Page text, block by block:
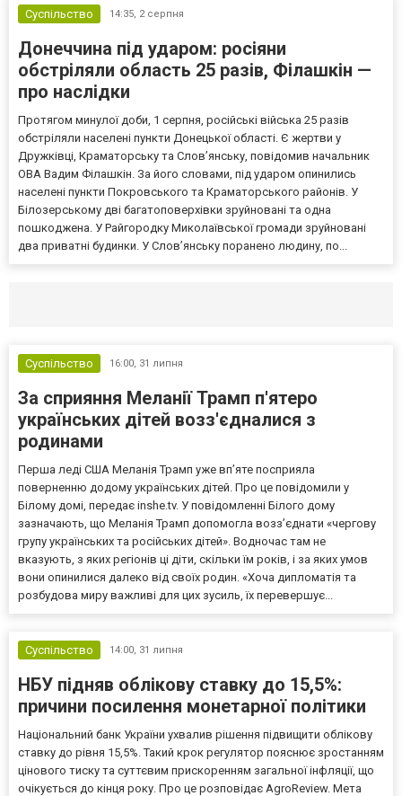
Суспільство 14:35, 2 серпня
Донеччина під ударом: росіяни
обстріляли область 25 разів, Філашкін —
про наслідки
Протягом минулої доби, 1 серпня, російські війська 25 разів
обстріляли населені пункти Донецької області. Є жертви у
Дружківці, Краматорську та Слов’янську, повідомив начальник
ОВА Вадим Філашкін. За його словами, під ударом опинились
населені пункти Покровського та Краматорського районів. У
Білозерському дві багатоповерхівки зруйновані та одна
пошкоджена. У Райгородку Миколаївської громади зруйновані
два приватні будинки. У Слов’янську поранено людину, по...
Суспільство 16:00, 31 липня
За сприяння Меланії Трамп п'ятеро
українських дітей возз'єдналися з
родинами
Перша леді США Меланія Трамп уже впʼяте посприяла
поверненню додому українських дітей. Про це повідомили у
Білому домі, передає inshe.tv. У повідомленні Білого дому
зазначають, що Меланія Трамп допомогла возз’єднати «чергову
групу українських та російських дітей». Водночас там не
вказують, з яких регіонів ці діти, скільки їм років, і за яких умов
вони опинилися далеко від своїх родин. «Хоча дипломатія та
розбудова миру важливі для цих зусиль, їх перевершує...
Суспільство 14:00, 31 липня
НБУ підняв облікову ставку до 15,5%:
причини посилення монетарної політики
Національний банк України ухвалив рішення підвищити облікову
ставку до рівня 15,5%. Такий крок регулятор пояснює зростанням
цінового тиску та суттєвим прискоренням загальної інфляції, що
очікується до кінця року. Про це розповідає AgroReview. Мета